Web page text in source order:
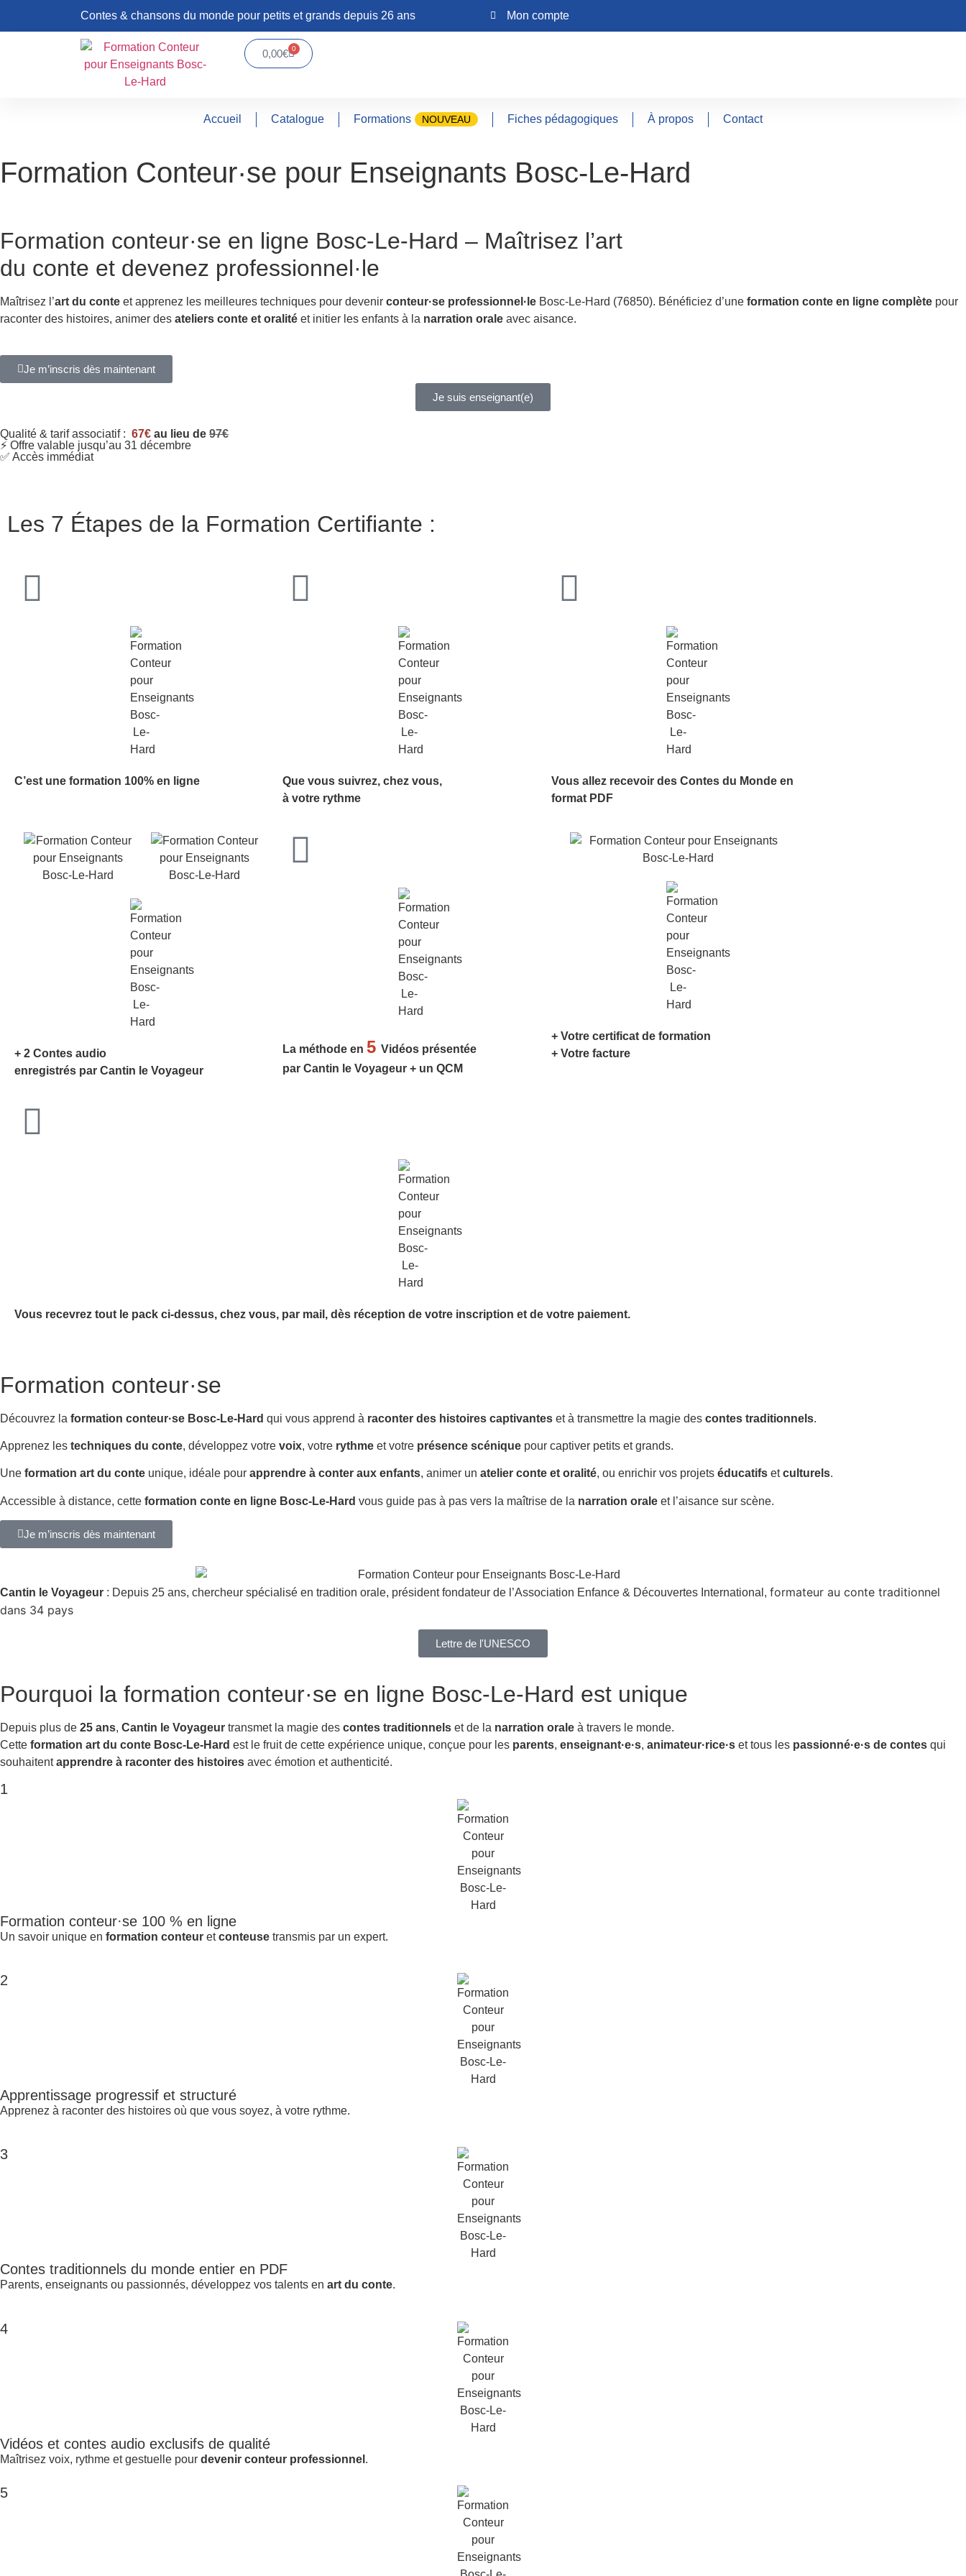
Contes & chansons du monde pour petits et grands depuis 26 ans Mon compte
0,00€ 0
Accueil Catalogue Formations NOUVEAU Fiches pédagogiques À propos Contact
Formation Conteur·se pour Enseignants Bosc-Le-Hard
Formation conteur·se en ligne Bosc-Le-Hard – Maîtrisez l’art
du conte et devenez professionnel·le
Maîtrisez l’art du conte et apprenez les meilleures techniques pour devenir conteur·se professionnel·le Bosc-Le-Hard (76850). Bénéficiez d’une formation conte en ligne complète pour
raconter des histoires, animer des ateliers conte et oralité et initier les enfants à la narration orale avec aisance.
Je m’inscris dès maintenant
Je suis enseignant(e)
Qualité & tarif associatif : 67€ au lieu de 97€
⚡ Offre valable jusqu’au 31 décembre
✅ Accès immédiat
Les 7 Étapes de la Formation Certifiante :
C’est une formation 100% en ligne
Que vous suivrez, chez vous,
à votre rythme
Vous allez recevoir des Contes du Monde en
format PDF
+ 2 Contes audio
enregistrés par Cantin le Voyageur
La méthode en5Vidéos présentée
par Cantin le Voyageur + un QCM
+ Votre certificat de formation
+ Votre facture
Vous recevrez tout le pack ci-dessus, chez vous, par mail, dès réception de votre inscription et de votre paiement.
Formation conteur·se
Découvrez la formation conteur·se Bosc-Le-Hard qui vous apprend à raconter des histoires captivantes et à transmettre la magie des contes traditionnels.
Apprenez les techniques du conte, développez votre voix, votre rythme et votre présence scénique pour captiver petits et grands.
Une formation art du conte unique, idéale pour apprendre à conter aux enfants, animer un atelier conte et oralité, ou enrichir vos projets éducatifs etculturels.
Accessible à distance, cette formation conte en ligne Bosc-Le-Hard vous guide pas à pas vers la maîtrise de la narration orale et l’aisance sur scène.
Je m’inscris dès maintenant
Cantin le Voyageur : Depuis 25 ans, chercheur spécialisé en tradition orale, président fondateur de l’Association Enfance & Découvertes International, formateur au conte traditionnel
dans 34 pays
Lettre de l'UNESCO
Pourquoi la formation conteur·se en ligne Bosc-Le-Hard est unique
Depuis plus de 25 ans, Cantin le Voyageur transmet la magie des contes traditionnels et de la narration orale à travers le monde.
Cette formation art du conte Bosc-Le-Hard est le fruit de cette expérience unique, conçue pour les parents, enseignant·e·s, animateur·rice·s et tous les passionné·e·s de contes qui
souhaitentapprendre à raconter des histoires avec émotion et authenticité.
1
Formation conteur·se 100 % en ligne
Un savoir unique en formation conteur etconteuse transmis par un expert.
2
Apprentissage progressif et structuré
Apprenez à raconter des histoires où que vous soyez, à votre rythme.
3
Contes traditionnels du monde entier en PDF
Parents, enseignants ou passionnés, développez vos talents en art du conte.
4
Vidéos et contes audio exclusifs de qualité
Maîtrisez voix, rythme et gestuelle pour devenir conteur professionnel .
5